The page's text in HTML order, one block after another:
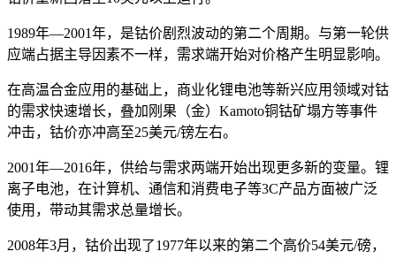
1989年—2001年，是钴价剧烈波动的第二个周期。与第一轮供
应端占据主导因素不一样，需求端开始对价格产生明显影响。
在高温合金应用的基础上，商业化锂电池等新兴应用领域对钴
的需求快速增长，叠加刚果（金）Kamoto铜钴矿塌方等事件
冲击，钴价亦冲高至25美元/镑左右。
2001年—2016年，供给与需求两端开始出现更多新的变量。锂
离子电池，在计算机、通信和消费电子等3C产品方面被广泛
使用，带动其需求总量增长。
2008年3月，钴价出现了1977年以来的第二个高价54美元/磅，